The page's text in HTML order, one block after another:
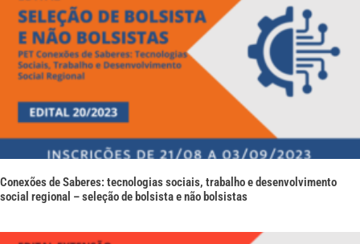
Conexões de Saberes: tecnologias sociais, trabalho e desenvolvimento
social regional – seleção de bolsista e não bolsistas